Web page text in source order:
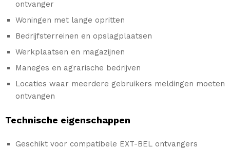
ontvanger
Woningen met lange opritten
Bedrijfsterreinen en opslagplaatsen
Werkplaatsen en magazijnen
Maneges en agrarische bedrijven
Locaties waar meerdere gebruikers meldingen moeten
ontvangen
Technische eigenschappen
Geschikt voor compatibele EXT-BEL ontvangers